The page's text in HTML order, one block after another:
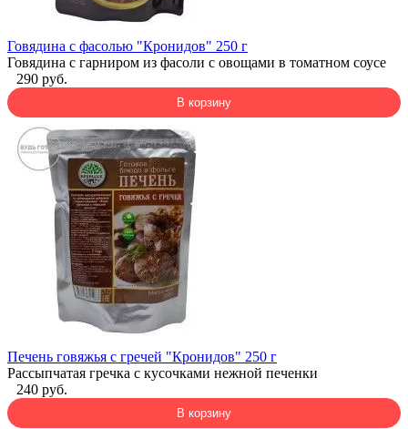
Говядина с фасолью "Кронидов" 250 г
Говядина с гарниром из фасоли с овощами в томатном соусе
290 руб.
В корзину
Печень говяжья с гречей "Кронидов" 250 г
Рассыпчатая гречка с кусочками нежной печенки
240 руб.
В корзину